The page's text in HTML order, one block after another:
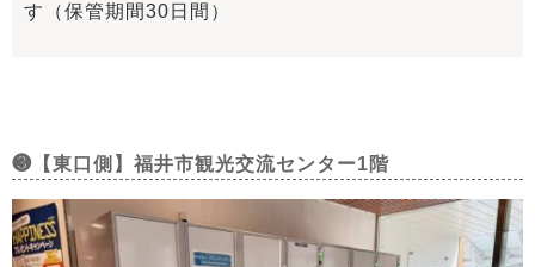
す（保管期間30日間）
❸【東口側】福井市観光交流センター1階